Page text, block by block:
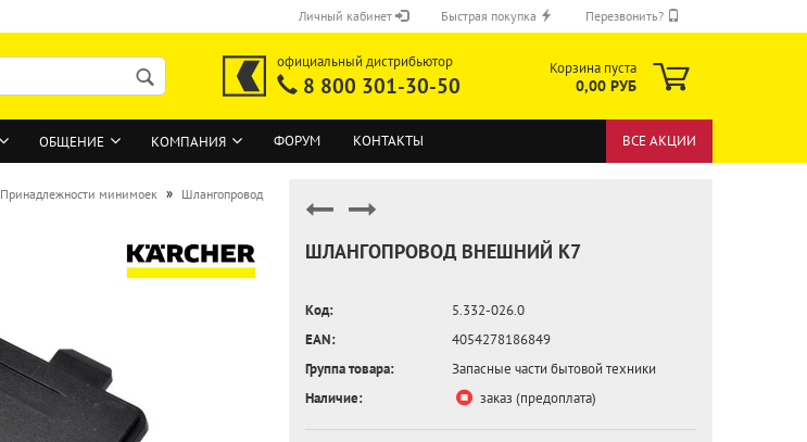
Личный кабинет
ВОЙТИ
Быстрая покупка Перезвонить?
официальный дистрибьютор
8 800 301-30-50
Корзина пуста
0,00 РУБ
ОБЩЕНИЕ КОМПАНИЯ ФОРУМ КОНТАКТЫ ВСЕ АКЦИИ
Принадлежности минимоек » Шлангопровод
ШЛАНГОПРОВОД ВНЕШНИЙ K7
Код:
5.332-026.0
EAN:
4054278186849
Группа товара:
Запасные части бытовой техники
Наличие:
заказ (предоплата)